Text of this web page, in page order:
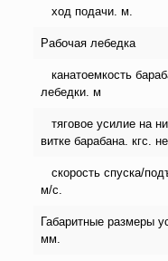
ход подачи. м.
Рабочая лебедка
канатоемкость
лебедки. м
тяговое усилие на
витке барабана. кгс.
скорость спуска/
м/c.
Габаритные размеры
мм.